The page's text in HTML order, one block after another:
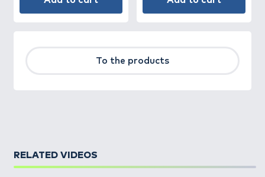
To the products
RELATED VIDEOS